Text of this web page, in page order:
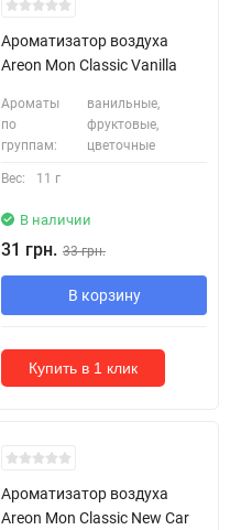
Ароматизатор воздуха
Areon Mon Classic Vanilla
Ароматы
по
группам:
ванильные,
фруктовые,
цветочные
Вес: 11 г
В наличии
31 грн. 33 грн.
В корзину
Купить в 1 клик
Ароматизатор воздуха
Areon Mon Classic New Car